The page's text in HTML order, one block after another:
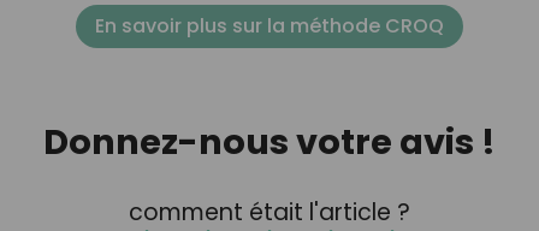
En savoir plus sur la méthode CROQ
Donnez-nous votre avis !
comment était l'article ?